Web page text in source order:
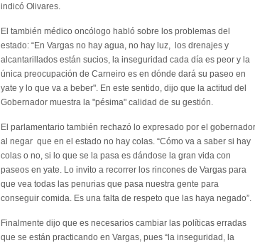
indicó Olivares.
El también médico oncólogo habló sobre los problemas del
estado: “En Vargas no hay agua, no hay luz, los drenajes y
alcantarillados están sucios, la inseguridad cada día es peor y la
única preocupación de Carneiro es en dónde dará su paseo en
yate y lo que va a beber". En este sentido, dijo que la actitud del
Gobernador muestra la "pésima" calidad de su gestión.
El parlamentario también rechazó lo expresado por el gobernador
al negar que en el estado no hay colas. “Cómo va a saber si hay
colas o no, si lo que se la pasa es dándose la gran vida con
paseos en yate. Lo invito a recorrer los rincones de Vargas para
que vea todas las penurias que pasa nuestra gente para
conseguir comida. Es una falta de respeto que las haya negado”.
Finalmente dijo que es necesarios cambiar las políticas erradas
que se están practicando en Vargas, pues “la inseguridad, la